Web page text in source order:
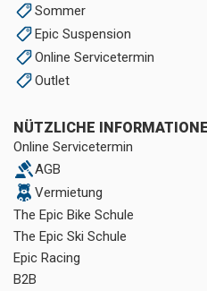
Sommer
Epic Suspension
Online Servicetermin
Outlet
NÜTZLICHE
Online Servicetermin
AGB
Vermietung
The Epic Bike Schule
The Epic Ski Schule
Epic Racing
B2B